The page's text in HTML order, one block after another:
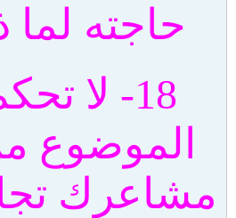
حاجته
18- لا
الموضوع
مشاعرك